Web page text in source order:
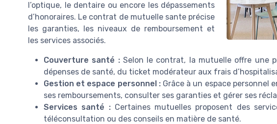
l’optique, le dentaire ou encore les dépassements
d’honoraires. Le contrat de mutuelle sante précise
les garanties, les niveaux de remboursement et
les services associés.
Couverture santé :Selon le contrat, la mutuelle offre une
dépenses de santé, du ticket modérateur aux frais
Gestion et espace personnel :Grâce à un espace personnel
ses remboursements, consulter ses garanties et gérer ses
Services santé :Certaines mutuelles proposent des
téléconsultation ou des conseils en matière de santé.